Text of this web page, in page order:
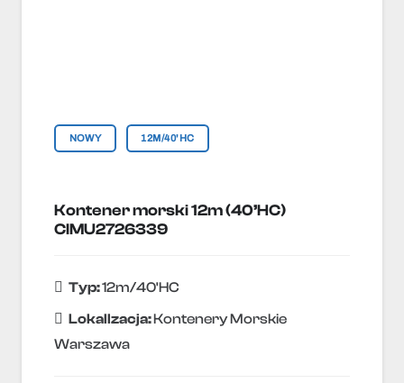
NOWY 12M/40'HC
Kontener morski 12m (40’HC)
CIMU2726339
Typ:12m/40'HC
Lokallzacja:Kontenery Morskie
Warszawa